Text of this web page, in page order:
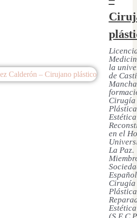
la
de
Cirugía
en el
La Paz.
Cirugía
Estética